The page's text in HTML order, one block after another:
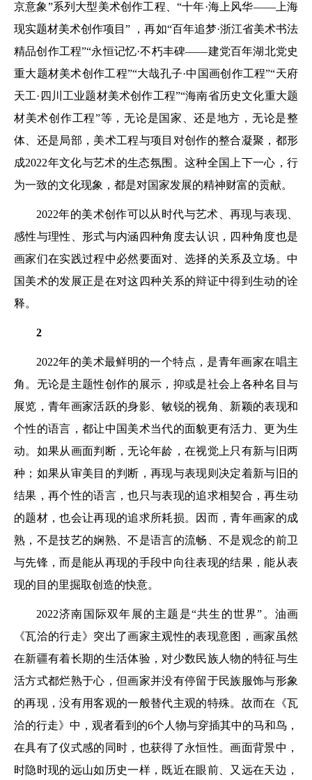
京意象”系列大型美术创作工程、“十年·海上风华——上海
现实题材美术创作项目” ，再如“百年追梦·浙江省美术书法
精品创作工程”“永恒记忆·不朽丰碑——建党百年湖北党史
重大题材美术创作工程”“大哉孔子·中国画创作工程”“天府
天工·四川工业题材美术创作工程”“海南省历史文化重大题
材美术创作工程”等，无论是国家、还是地方，无论是整
体、还是局部，美术工程与项目对创作的整合凝聚，都形
成2022年文化与艺术的生态氛围。这种全国上下一心，行
为一致的文化现象，都是对国家发展的精神财富的贡献。
2022年的美术创作可以从时代与艺术、再现与表现、
感性与理性、形式与内涵四种角度去认识，四种角度也是
画家们在实践过程中必然要面对、选择的关系及立场。中
国美术的发展正是在对这四种关系的辩证中得到生动的诠
释。
2
2022年的美术最鲜明的一个特点，是青年画家在唱主
角。无论是主题性创作的展示，抑或是社会上各种名目与
展览，青年画家活跃的身影、敏锐的视角、新颖的表现和
个性的语言，都让中国美术当代的面貌更有活力、更为生
动。如果从画面判断，无论年龄，在视觉上只有新与旧两
种；如果从审美目的判断，再现与表现则决定着新与旧的
结果，再个性的语言，也只与表现的追求相契合，再生动
的题材，也会让再现的追求所耗损。因而，青年画家的成
熟，不是技艺的娴熟、不是语言的流畅、不是观念的前卫
与先锋，而是能从再现的手段中向往表现的结果，能从表
现的目的里掘取创造的快意。
2022济南国际双年展的主题是“共生的世界”。油画
《瓦洽的行走》突出了画家主观性的表现意图，画家虽然
在新疆有着长期的生活体验，对少数民族人物的特征与生
活方式都烂熟于心，但画家并没有停留于民族服饰与形象
的再现，没有用客观的一般替代主观的特殊。故而在《瓦
洽的行走》中，观者看到的6个人物与穿插其中的马和鸟，
在具有了仪式感的同时，也获得了永恒性。画面背景中，
时隐时现的远山如历史一样，既近在眼前、又远在天边，